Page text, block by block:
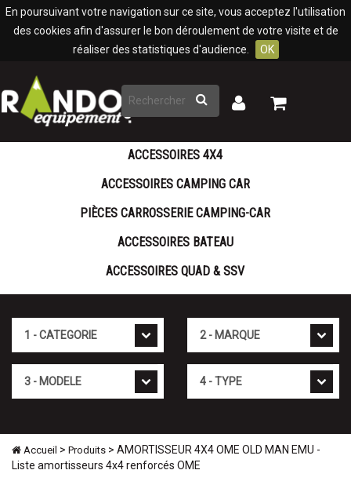
En poursuivant votre navigation sur ce site, vous acceptez l'utilisation
des cookies afin d'assurer le bon déroulement de votre visite et de
réaliser des statistiques d'audience.
OK
Rechercher
Mon
Mon
ACCESSOIRES 4X4
ACCESSOIRES CAMPING CAR
PIÈCES CARROSSERIE CAMPING-CAR
ACCESSOIRES BATEAU
ACCESSOIRES QUAD & SSV
Accueil > Produits > AMORTISSEUR 4X4 OME OLD MAN EMU -
Liste amortisseurs 4x4 renforcés OME
Panneau de gestion des cookies